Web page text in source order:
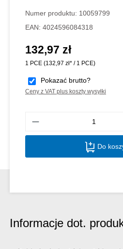
Numer produktu: 10059799
EAN: 4024596084318
Cena regularna:
132,97 zł
1 PCE (132,97 zł* / 1 PCE)
Pokazać brutto?
Ceny z VAT plus koszty wysyłki
Do
Informacje dot.